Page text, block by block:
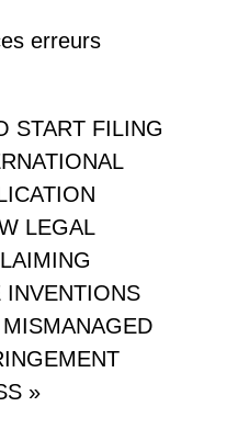
erreurs
START FILING
LEGAL
INVENTIONS
»